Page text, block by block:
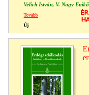
Velich István, V. Nagy Enikő
Tovább
Új